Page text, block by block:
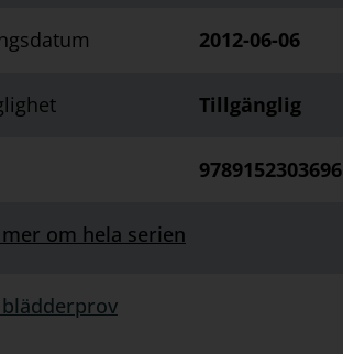
2012-06-06
Tillgänglig
9789152303696
mer om hela serien
blädderprov